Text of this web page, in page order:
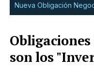
Nueva Obligación
son los